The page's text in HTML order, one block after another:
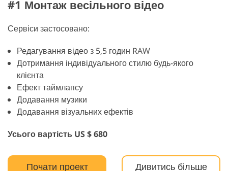
#1 Монтаж весільного відео
Сервіси застосовано:
Редагування відео з 5,5 годин RAW
Дотримання індивідуального стилю будь-якого
клієнта
Ефект таймлапсу
Додавання музики
Додавання візуальних ефектів
Усього вартість US $ 680
Почати проект Дивитись більше